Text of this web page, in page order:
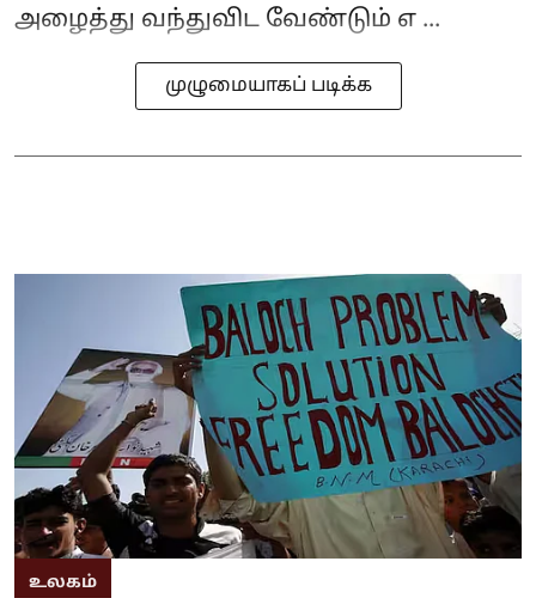
அழைத்து வந்துவிட வேண்டும் எ ...
முழுமையாகப் படிக்க
உலகம்